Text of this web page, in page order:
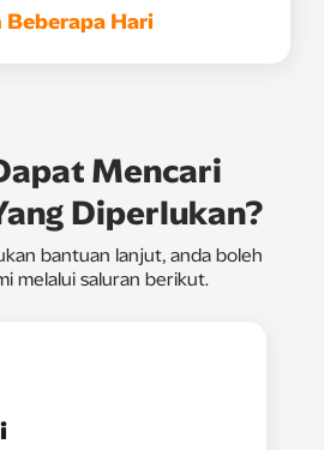
Beberapa Hari
Mencari
Diperlukan?
bantuan lanjut, anda boleh
melalui saluran berikut.